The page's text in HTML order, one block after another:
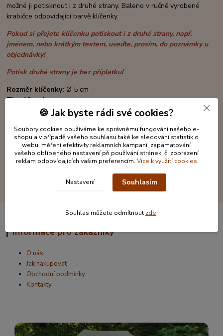
možné ji potisknout i z druhé strany. Baleno v ručně vyrobené
krabičce odpovídající barvě klíčenky.
Pokud si přejete klíčenku potiskout i z druhé strany, např.
jménem, nebo krátkým textem, uveďte, prosím, do poznámky u
objednávky!
Potisk druhé strany je bez příplatku!
Rozměr klíčenky: Ø 5 cm
Tloušťka:4 mm
syntetická kůže, čtyřlístek - kov
12 x 6 cm
Informace pro zákazníky
O nás
Jak nakupovat
Obchodní podmínky
Kontakty
🍪 Jak byste rádi své cookies?
Soubory cookies používáme ke správnému fungování našeho e-
shopu a v případě vašeho souhlasu také ke sledování statistik o
webu, měření efektivity reklamních kampaní, zapamatování
vašeho oblíbeného nastavení při používání stránek, či zobrazení
reklam odpovídajících vašim preferencím. Více k využití cookies
Nastavení Souhlasím
Souhlas můžete odmítnout zde.